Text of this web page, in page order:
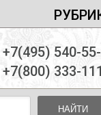
+7(495) 540-
+7(800) 333-
НАЙТИ